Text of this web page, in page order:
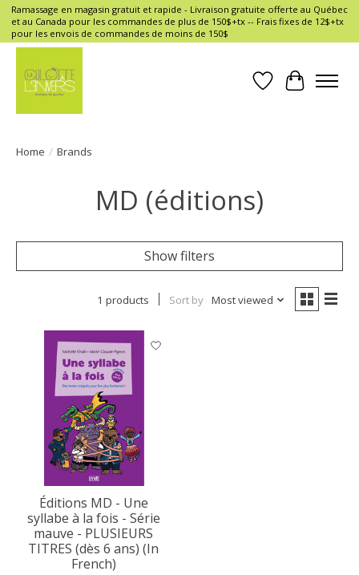
Ramassage en magasin gratuit et rapide - Livraison gratuite offerte au Québec
et au Canada pour les commandes de plus de 150$+tx -- Frais fixes de 12$+tx
pour les envois de commandes de moins de 150$
Wish List
Cart
Home / Brands
MD (éditions)
Show filters
1 products Sort by Most viewed
Éditions MD - Une
syllabe à la fois - Série
mauve - PLUSIEURS
TITRES (dès 6 ans) (In
French)